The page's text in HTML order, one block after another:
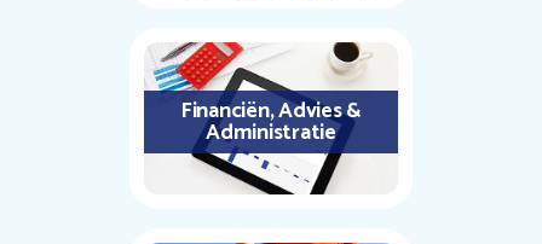
Financiën, Advies &
Administratie